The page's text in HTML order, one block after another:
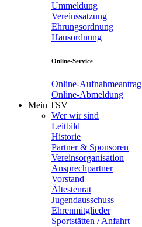
Ummeldung
Vereinssatzung
Ehrungsordnung
Hausordnung
Online-Service
Online-Aufnahmeantrag
Online-Abmeldung
Mein TSV
Wer wir sind
Leitbild
Historie
Partner & Sponsoren
Vereinsorganisation
Ansprechpartner
Vorstand
Ältestenrat
Jugendausschuss
Ehrenmitglieder
Sportstätten / Anfahrt